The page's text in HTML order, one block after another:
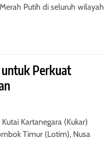
Putih di seluruh wilayah
Perkuat
Kartanegara (Kukar)
Timur (Lotim), Nusa